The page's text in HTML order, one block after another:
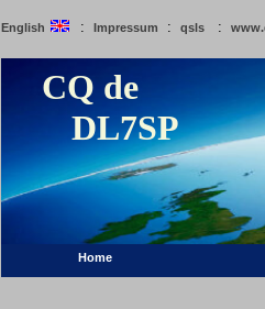
English : Impressum : qsls :
CQ de
DL7SP
Home